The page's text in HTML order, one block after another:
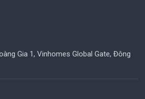
Gia 1, Vinhomes Global Gate, Đông